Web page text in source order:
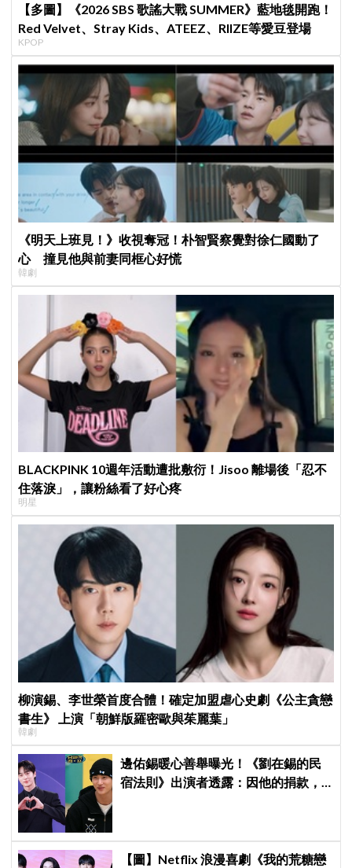
【多圖】《2026 SBS 歌謠大戰 SUMMER》藍地毯開跑！
Red Velvet、Stray Kids、ATEEZ、RIIZE等愛豆登場
KPOP
《明天上班見！》收視奪冠！朴智賢察覺對徐仁國動了
心 撞見他與前妻同框心好慌
韓劇
BLACKPINK 10週年活動遭批敷衍！Jisoo 離場後「忍不
住落淚」，讓粉絲看了好心疼
明星
柳演錫、李世榮首度合體！確定加盟虐心史劇《公主貪戀
書生》 上演「朝鮮版羅密歐與茱麗葉」
韓劇
邊佑錫暖心善舉曝光！《劉在錫的民
宿法則》出演者透露：因他的捐款，
【圖】Netflix 浪漫喜劇《我的荒糖戀